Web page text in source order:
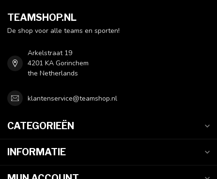
TEAMSHOP.NL
De shop voor alle teams en sporten!
Arkelstraat 19
4201 KA Gorinchem
the Netherlands
klantenservice@teamshop.nl
CATEGORIEËN
INFORMATIE